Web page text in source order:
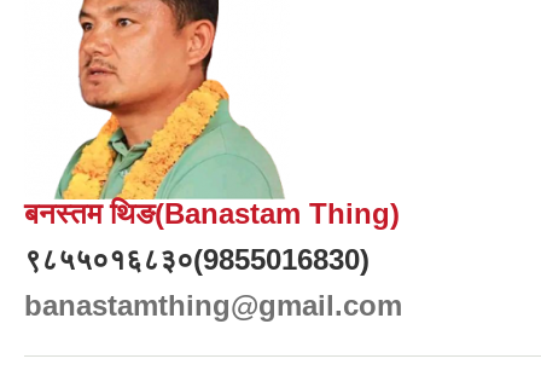
बनस्तम थिङ(Banastam Thing)
९८५५०१६८३०(9855016830)
banastamthing@gmail.com